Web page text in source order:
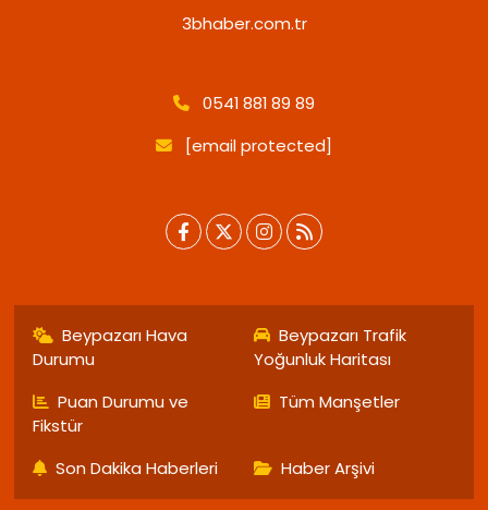
3bhaber.com.tr
0541 881 89 89
[email protected]
Beypazarı Hava
Durumu
Beypazarı Trafik
Yoğunluk Haritası
Puan Durumu ve
Fikstür
Tüm Manşetler
Son Dakika Haberleri Haber Arşivi